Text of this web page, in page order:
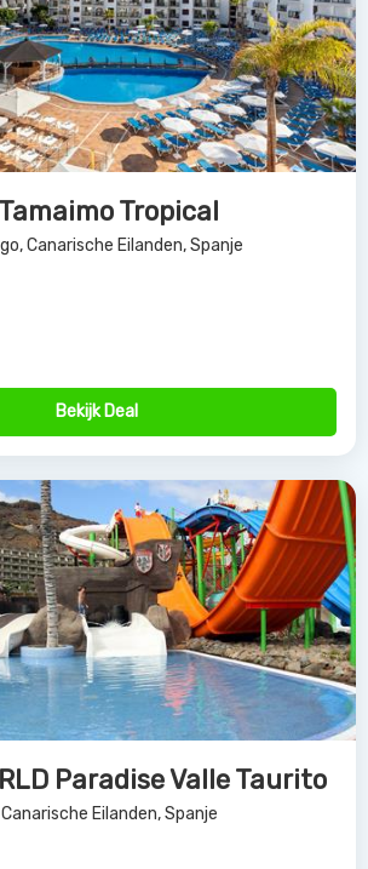
Tropical
Canarische Eilanden, Spanje
Bekijk Deal
Paradise Valle Taurito
Eilanden, Spanje